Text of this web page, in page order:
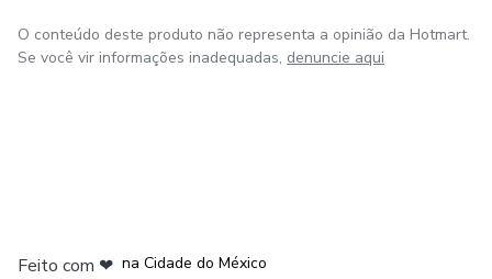
O conteúdo deste produto não representa a opinião da Hotmart.
Se você vir informações inadequadas, denuncie aqui
Feito com ❤ na Cidade do México